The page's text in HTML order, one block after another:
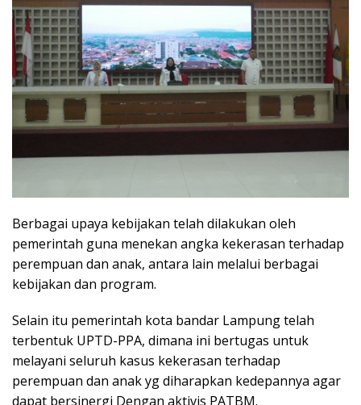
Berbagai upaya kebijakan telah dilakukan oleh
pemerintah guna menekan angka kekerasan terhadap
perempuan dan anak, antara lain melalui berbagai
kebijakan dan program.
Selain itu pemerintah kota bandar Lampung telah
terbentuk UPTD-PPA, dimana ini bertugas untuk
melayani seluruh kasus kekerasan terhadap
perempuan dan anak yg diharapkan kedepannya agar
dapat bersinergi Dengan aktivis PATBM.